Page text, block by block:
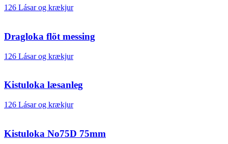
126 Lásar og krækjur
Dragloka flöt messing
126 Lásar og krækjur
Kistuloka læsanleg
126 Lásar og krækjur
Kistuloka No75D 75mm